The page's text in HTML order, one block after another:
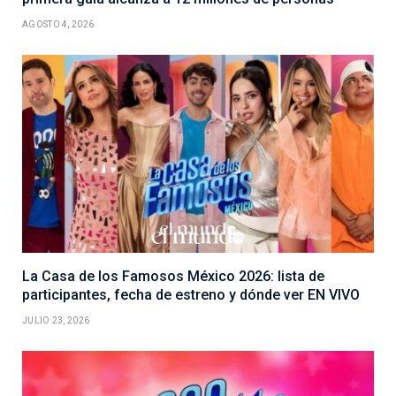
AGOSTO 4, 2026
La Casa de los Famosos México 2026: lista de
participantes, fecha de estreno y dónde ver EN VIVO
JULIO 23, 2026